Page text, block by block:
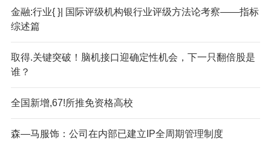
金融:行业{ }| 国际评级机构银行业评级方法论考察——指标
综述篇
取得.关键突破！脑机接口迎确定性机会，下一只翻倍股是
谁？
全国新增,67!所推免资格高校
森—马服饰：公司在内部已建立IP全周期管理制度